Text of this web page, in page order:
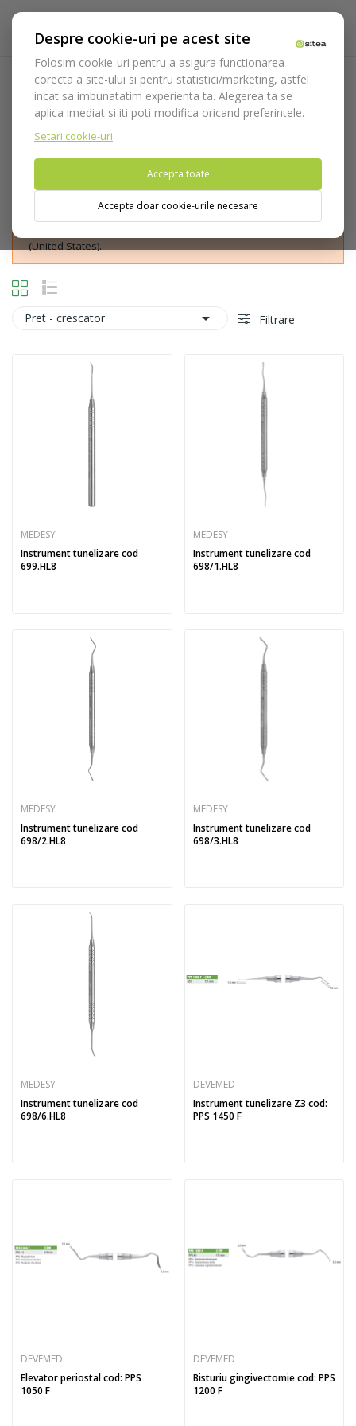
Despre cookie-uri pe acest site
Folosim cookie-uri pentru a asigura functionarea
corecta a site-ului si pentru statistici/marketing, astfel
incat sa imbunatatim experienta ta. Alegerea ta se
aplica imediat si iti poti modifica oricand preferintele.
Setari cookie-uri
Accepta toate
Accepta doar cookie-urile necesare
Tehnica de tunelizare
Acasa Instrumentar
Diagnostic, parodontologie si
restaurare
Parodontologie
(United States).
Pret - crescator  Filtrare
MEDESY
Instrument tunelizare cod
699.HL8
MEDESY
Instrument tunelizare cod
698/1.HL8
MEDESY
Instrument tunelizare cod
698/2.HL8
MEDESY
Instrument tunelizare cod
698/3.HL8
MEDESY
Instrument tunelizare cod
698/6.HL8
DEVEMED
Instrument tunelizare Z3 cod:
PPS 1450 F
DEVEMED
Elevator periostal cod: PPS
1050 F
DEVEMED
Bisturiu gingivectomie cod: PPS
1200 F